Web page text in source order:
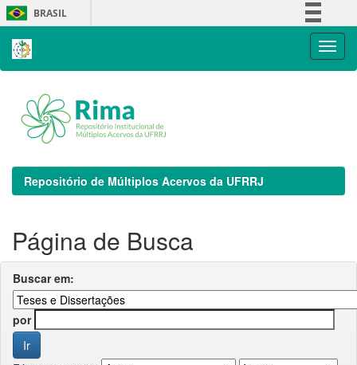
Skip
navigation
BRASIL
Repositório de Múltiplos Acervos da UFRRJ
Página de Busca
Buscar em:
por